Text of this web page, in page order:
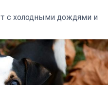
с холодными дождями и